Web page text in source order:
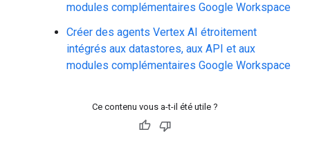
modules complémentaires Google Workspace
Créer des agents Vertex AI étroitement
intégrés aux datastores, aux API et aux
modules complémentaires Google Workspace
Ce contenu vous a-t-il été utile ?